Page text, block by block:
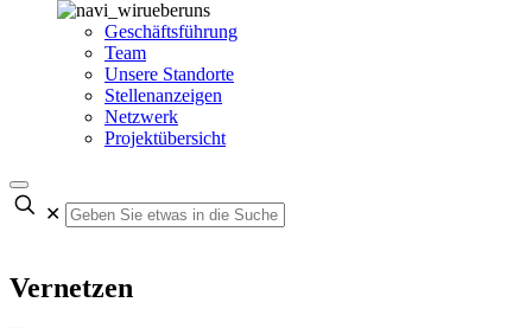
Geschäftsführung
Team
Unsere Standorte
Stellenanzeigen
Netzwerk
Projektübersicht
✕
Vernetzen